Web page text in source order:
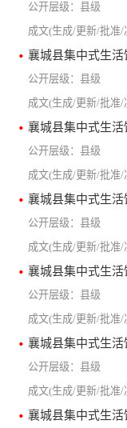
县级
襄城县集中式生活
县级
襄城县集中式生
县级
襄城县集中式生活
县级
襄城县集中式生活
县级
襄城县集中式生活
县级
襄城县集中式生